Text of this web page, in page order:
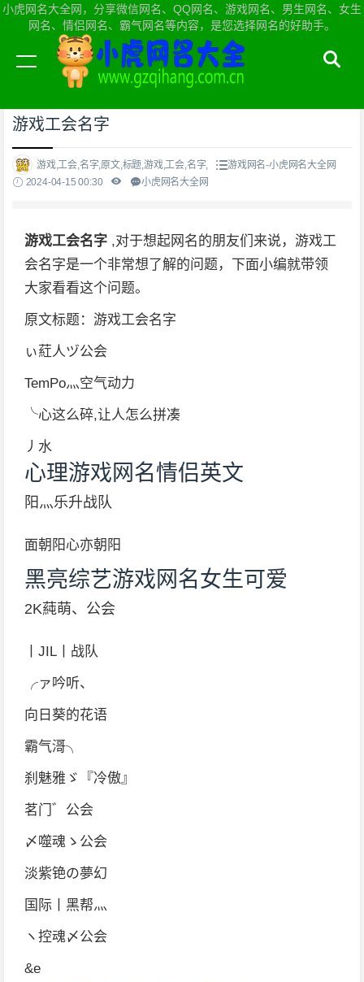
小虎网名大全网，分享微信网名、QQ网名、游戏网名、男生网名、女生
网名、情侣网名、霸气网名等内容，是您选择网名的好助手。
当前位置：小虎网名大全网首页>游戏网名
游戏工会名字
游戏,工会,名字,原文,标题,游戏,工会,名字,
游戏网名-小虎网名大全网
2024-04-15 00:30
小虎网名大全网
游戏工会名字 ,对于想起网名的朋友们来说，游戏工
会名字是一个非常想了解的问题，下面小编就带领
大家看看这个问题。
原文标题：游戏工会名字
ぃ葒人ヅ公会
TemPo灬空气动力
╰心这么碎,让人怎么拼凑
丿水
心理游戏网名情侣英文
阳灬乐升战队
面朝阳心亦朝阳
黑亮综艺游戏网名女生可爱
2K蒓萌、公会
丨JIL丨战队
╭ァ吟听、
向日葵的花语
霸气滒╮
刹魅雅ゞ『冷傲』
茗门゛公会
〆噬魂ゝ公会
淡紫铯の夢幻
国际丨黑帮灬
ヽ控魂〆公会
&e